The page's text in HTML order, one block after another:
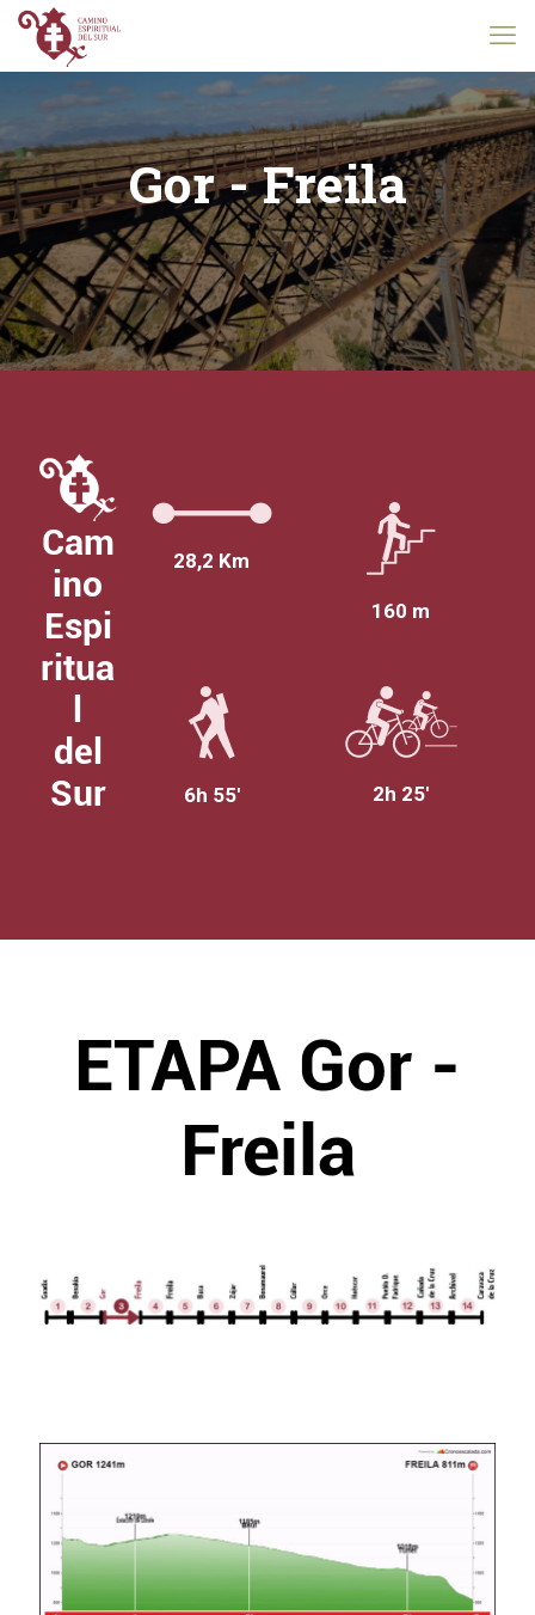
Gor - Freila
Cam
ino
Espi
ritua
del
Sur
28,2 Km
160 m
6h 55' 2h 25'
ETAPA Gor -
Freila